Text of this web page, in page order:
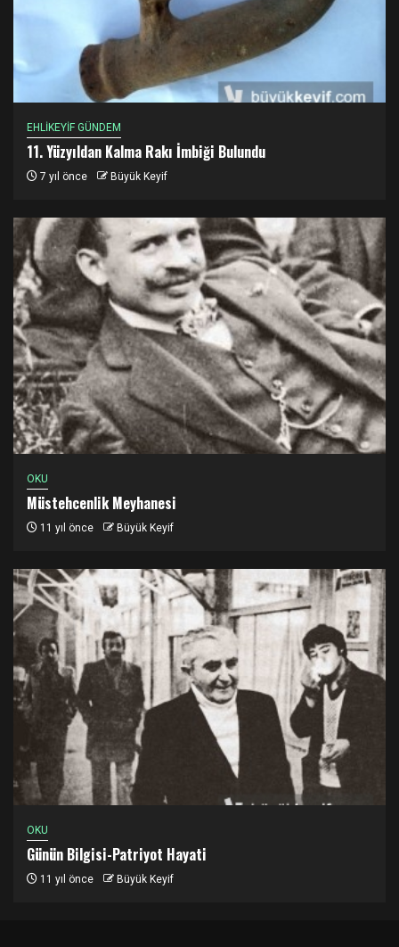
EHLİKEYİF GÜNDEM
11. Yüzyıldan Kalma Rakı İmbiği Bulundu
7 yıl önce Büyük Keyif
OKU
Müstehcenlik Meyhanesi
11 yıl önce Büyük Keyif
OKU
Günün Bilgisi-Patriyot Hayati
11 yıl önce Büyük Keyif